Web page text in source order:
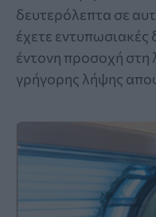
δευτερόλεπτα σε
έχετε εντυπωσιακές
έντονη προσοχή στη
γρήγορης λήψης